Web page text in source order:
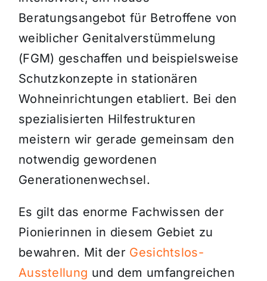
Beratungsangebot für Betroffene von
weiblicher Genitalverstümmelung
(FGM) geschaffen und beispielsweise
Schutzkonzepte in stationären
Wohneinrichtungen etabliert. Bei den
spezialisierten Hilfestrukturen
meistern wir gerade gemeinsam den
notwendig gewordenen
Generationenwechsel.
Es gilt das enorme Fachwissen der
Pionierinnen in diesem Gebiet zu
bewahren. Mit der Gesichtslos-
Ausstellung und dem umfangreichen